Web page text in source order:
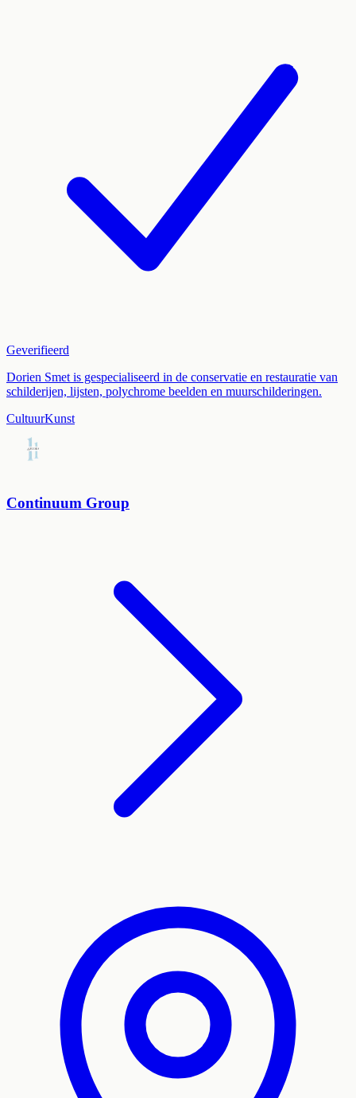
Geverifieerd
Dorien Smet is gespecialiseerd in de conservatie en restauratie van
schilderijen, lijsten, polychrome beelden en muurschilderingen.
CultuurKunst
Continuum Group